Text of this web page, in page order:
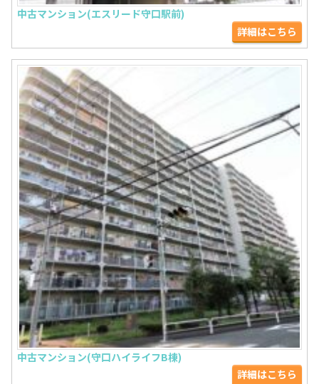
中古マンション(エスリード守口駅前)
詳細はこちら
中古マンション(守口ハイライフB棟)
詳細はこちら